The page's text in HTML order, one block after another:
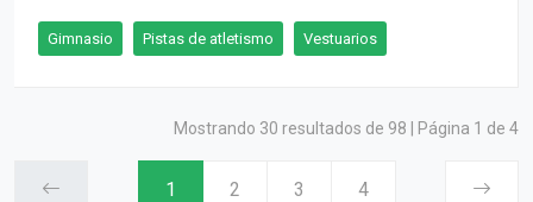
Gimnasio Pistas de atletismo Vestuarios
Mostrando 30 resultados de 98 | Página 1 de 4
1 2 3 4